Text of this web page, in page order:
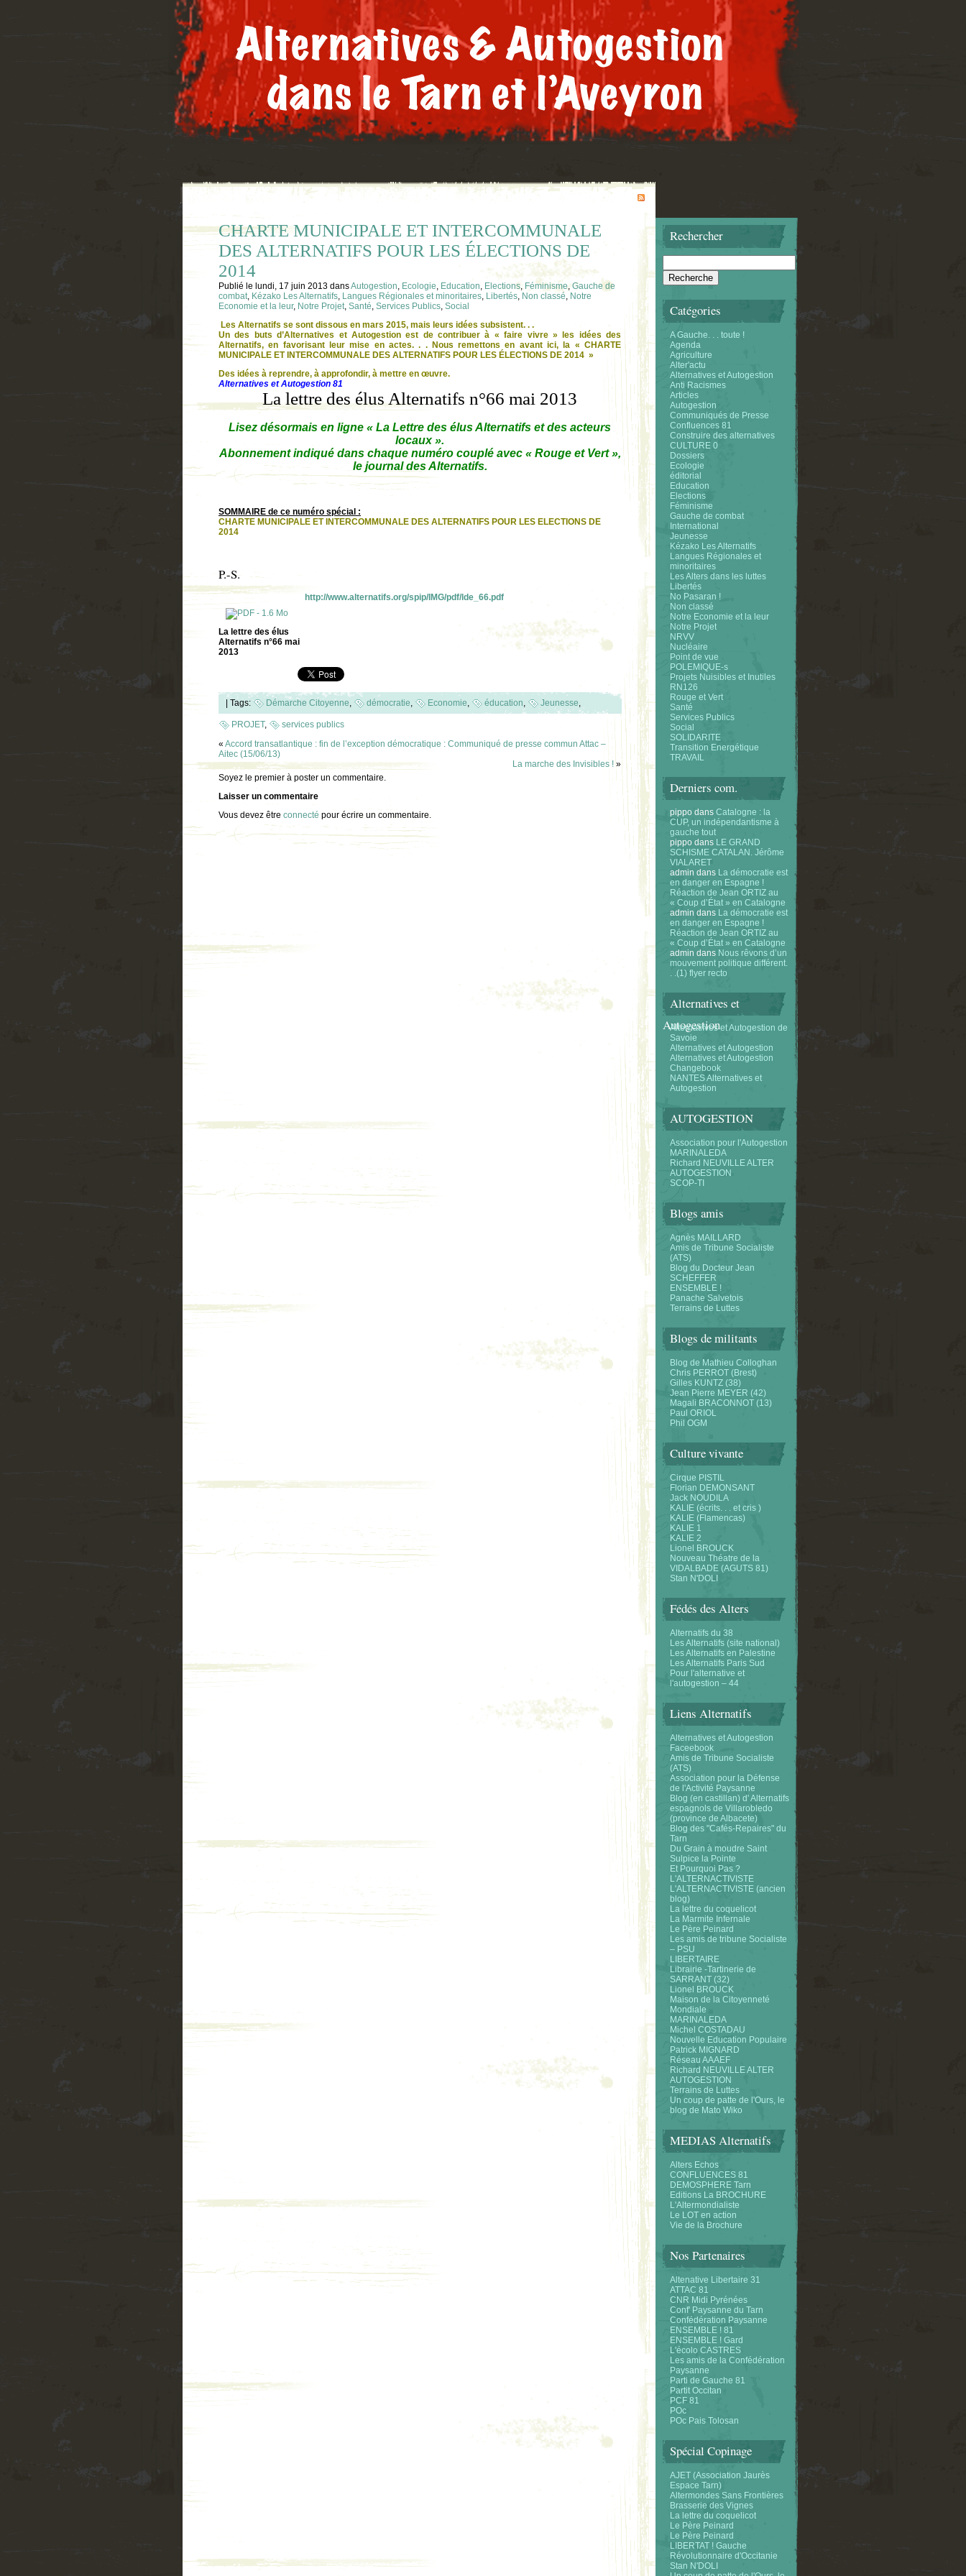
CHARTE MUNICIPALE ET INTERCOMMUNALE
DES ALTERNATIFS POUR LES ÉLECTIONS DE
2014
Publié le lundi, 17 juin 2013 dansAutogestion, Ecologie, Education, Elections, Féminisme, Gauche de
combat, Kézako Les Alternatifs, Langues Régionales et minoritaires, Libertés, Non classé, Notre
Economie et la leur, Notre Projet, Santé, Services Publics, Social
Les Alternatifs se sont dissous en mars 2015, mais leurs idées subsistent. . .
Un des buts d’Alternatives et Autogestion est de contribuer à « faire vivre » les idées des
Alternatifs, en favorisant leur mise en actes. . . Nous remettons en avant ici, la « CHARTE
MUNICIPALE ET INTERCOMMUNALE DES ALTERNATIFS POUR LES ÉLECTIONS DE 2014 »
Des idées à reprendre, à approfondir, à mettre en œuvre.
Alternatives et Autogestion 81
La lettre des élus Alternatifs n°66 mai 2013
Lisez désormais en ligne « La Lettre des élus Alternatifs et des acteurs
locaux ».
Abonnement indiqué dans chaque numéro couplé avec « Rouge et Vert »,
le journal des Alternatifs.
SOMMAIRE de ce numéro spécial :
CHARTE MUNICIPALE ET INTERCOMMUNALE DES ALTERNATIFS POUR LES ELECTIONS DE
2014
P.-S.
La lettre des élus
Alternatifs n°66 mai
2013
http://www.alternatifs.org/spip/IMG/pdf/lde_66.pdf
| Tags: Démarche Citoyenne démocratie Economie éducation Jeunesse
PROJET,
services publics
« Accord transatlantique : fin de l’exception démocratique : Communiqué de presse commun Attac –
Aitec (15/06/13)
La marche des Invisibles ! »
Soyez le premier à poster un commentaire.
Laisser un commentaire
Vous devez être connecté pour écrire un commentaire.
Rechercher
Catégories
A Gauche. . . toute !
Agenda
Agriculture
Alter'actu
Alternatives et Autogestion
Anti Racismes
Articles
Autogestion
Communiqués de Presse
Confluences 81
Construire des alternatives
CULTURE 0
Dossiers
Ecologie
éditorial
Education
Elections
Féminisme
Gauche de combat
International
Jeunesse
Kézako Les Alternatifs
Langues Régionales et
minoritaires
Les Alters dans les luttes
Libertés
No Pasaran !
Non classé
Notre Economie et la leur
Notre Projet
NRVV
Nucléaire
Point de vue
POLEMIQUE-s
Projets Nuisibles et Inutiles
RN126
Rouge et Vert
Santé
Services Publics
Social
SOLIDARITE
Transition Energétique
TRAVAIL
Derniers com.
pippo dans Catalogne : la
CUP, un indépendantisme à
gauche tout
pippo dans LE GRAND
SCHISME CATALAN. Jérôme
VIALARET
admin dans La démocratie est
en danger en Espagne !
Réaction de Jean ORTIZ au
« Coup d’État » en Catalogne
admin dans La démocratie est
en danger en Espagne !
Réaction de Jean ORTIZ au
« Coup d’État » en Catalogne
admin dans Nous rêvons d’un
mouvement politique différent.
. .(1) flyer recto
Alternatives et
Autogestion
Alternatifves et Autogestion de
Savoie
Alternatives et Autogestion
Alternatives et Autogestion
Changebook
NANTES Alternatives et
Autogestion
AUTOGESTION
Association pour l'Autogestion
MARINALEDA
Richard NEUVILLE ALTER
AUTOGESTION
SCOP-TI
Blogs amis
Agnès MAILLARD
Amis de Tribune Socialiste
(ATS)
Blog du Docteur Jean
SCHEFFER
ENSEMBLE !
Panache Salvetois
Terrains de Luttes
Blogs de militants
Blog de Mathieu Colloghan
Chris PERROT (Brest)
Gilles KUNTZ (38)
Jean Pierre MEYER (42)
Magali BRACONNOT (13)
Paul ORIOL
Phil OGM
Culture vivante
Cirque PISTIL
Florian DEMONSANT
Jack NOUDILA
KALIE (écrits. . . et cris )
KALIE (Flamencas)
KALIE 1
KALIE 2
Lionel BROUCK
Nouveau Théatre de la
VIDALBADE (AGUTS 81)
Stan N'DOLI
Fédés des Alters
Alternatifs du 38
Les Alternatifs (site national)
Les Alternatifs en Palestine
Les Alternatifs Paris Sud
Pour l'alternative et
l'autogestion – 44
Liens Alternatifs
Alternatives et Autogestion
Faceebook
Amis de Tribune Socialiste
(ATS)
Association pour la Défense
de l'Activité Paysanne
Blog (en castillan) d' Alternatifs
espagnols de Villarobledo
(province de Albacete)
Blog des "Cafés-Repaires" du
Tarn
Du Grain à moudre Saint
Sulpice la Pointe
Et Pourquoi Pas ?
L'ALTERNACTIVISTE
L'ALTERNACTIVISTE (ancien
blog)
La lettre du coquelicot
La Marmite Infernale
Le Père Peinard
Les amis de tribune Socialiste
– PSU
LIBERTAIRE
Librairie -Tartinerie de
SARRANT (32)
Lionel BROUCK
Maison de la Citoyenneté
Mondiale
MARINALEDA
Michel COSTADAU
Nouvelle Education Populaire
Patrick MIGNARD
Réseau AAAEF
Richard NEUVILLE ALTER
AUTOGESTION
Terrains de Luttes
Un coup de patte de l'Ours, le
blog de Mato Wiko
MEDIAS Alternatifs
Alters Echos
CONFLUENCES 81
DEMOSPHERE Tarn
Editions La BROCHURE
L'Altermondialiste
Le LOT en action
Vie de la Brochure
Nos Partenaires
Altenative Libertaire 31
ATTAC 81
CNR Midi Pyrénées
Conf' Paysanne du Tarn
Confédération Paysanne
ENSEMBLE ! 81
ENSEMBLE ! Gard
L'écolo CASTRES
Les amis de la Confédération
Paysanne
Parti de Gauche 81
Partit Occitan
PCF 81
POc
POc Pais Tolosan
Spécial Copinage
AJET (Association Jaurès
Espace Tarn)
Altermondes Sans Frontières
Brasserie des Vignes
La lettre du coquelicot
Le Père Peinard
Le Père Peinard
LIBERTAT ! Gauche
Révolutionnaire d'Occitanie
Stan N'DOLI